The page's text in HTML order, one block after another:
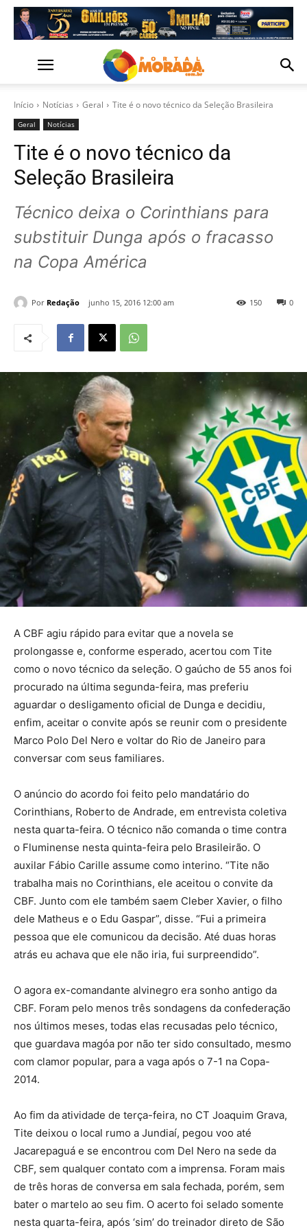
Início Notícias Geral Tite é o novo técnico da Seleção Brasileira
Geral Notícias
Tite é o novo técnico da
Seleção Brasileira
Técnico deixa o Corinthians para
substituir Dunga após o fracasso
na Copa América
Por Redação junho 15, 2016 12:00 am 0
150
A CBF agiu rápido para evitar que a novela se
prolongasse e, conforme esperado, acertou com Tite
como o novo técnico da seleção. O gaúcho de 55 anos foi
procurado na última segunda-feira, mas preferiu
aguardar o desligamento oficial de Dunga e decidiu,
enfim, aceitar o convite após se reunir com o presidente
Marco Polo Del Nero e voltar do Rio de Janeiro para
conversar com seus familiares.
O anúncio do acordo foi feito pelo mandatário do
Corinthians, Roberto de Andrade, em entrevista coletiva
nesta quarta-feira. O técnico não comanda o time contra
o Fluminense nesta quinta-feira pelo Brasileirão. O
auxilar Fábio Carille assume como interino. “Tite não
trabalha mais no Corinthians, ele aceitou o convite da
CBF. Junto com ele também saem Cleber Xavier, o filho
dele Matheus e o Edu Gaspar”, disse. “Fui a primeira
pessoa que ele comunicou da decisão. Até duas horas
atrás eu achava que ele não iria, fui surpreendido”.
O agora ex-comandante alvinegro era sonho antigo da
CBF. Foram pelo menos três sondagens da confederação
nos últimos meses, todas elas recusadas pelo técnico,
que guardava magóa por não ter sido consultado, mesmo
com clamor popular, para a vaga após o 7-1 na Copa-
2014.
Ao fim da atividade de terça-feira, no CT Joaquim Grava,
Tite deixou o local rumo a Jundiaí, pegou voo até
Jacarepaguá e se encontrou com Del Nero na sede da
CBF, sem qualquer contato com a imprensa. Foram mais
de três horas de conversa em sala fechada, porém, sem
bater o martelo ao seu fim. O acerto foi selado somente
nesta quarta-feira, após ‘sim’ do treinador direto de São